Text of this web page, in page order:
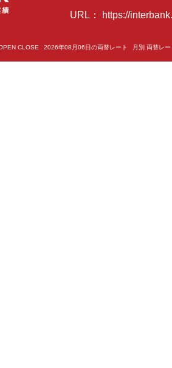
URL： https://
CLOSE 2026年08月06日の両替レート 月別 両替レ